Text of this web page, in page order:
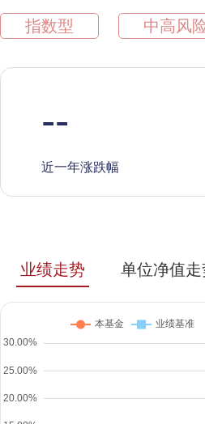
指数型 中高风
--
近一年涨跌幅
业绩走势 单位净值走